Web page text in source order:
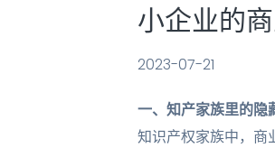
小企业的
2023-07-21
一、知产家族里的隐
知识产权家族中，商